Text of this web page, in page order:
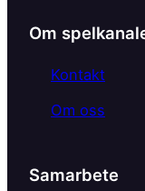
k
Om
Kontakt
Om oss
Samarbete